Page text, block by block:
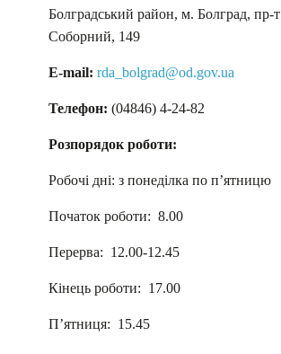
Болградський район, м. Болград, пр-т
Соборний, 149
E-mail: rda_bolgrad@od.gov.ua
Телефон: (04846) 4-24-82
Розпорядок роботи:
Робочі дні: з понеділка по п’ятницю
Початок роботи: 8.00
Перерва: 12.00-12.45
Кінець роботи: 17.00
П’ятниця: 15.45